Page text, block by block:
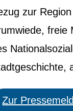
zur
freie
Zur